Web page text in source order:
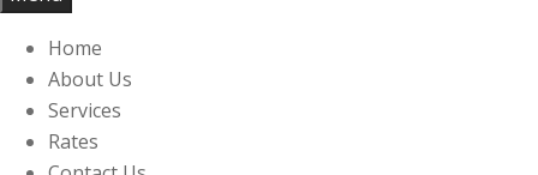
Home
About Us
Services
Rates